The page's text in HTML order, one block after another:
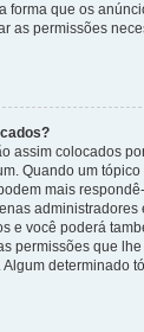
forma que os
as permissões
assim colocados
Quando um
mais
e você poderá
permissões que
determinado